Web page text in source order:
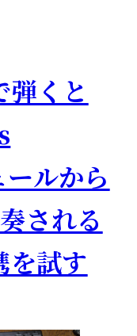
くと
ルから
される
試す